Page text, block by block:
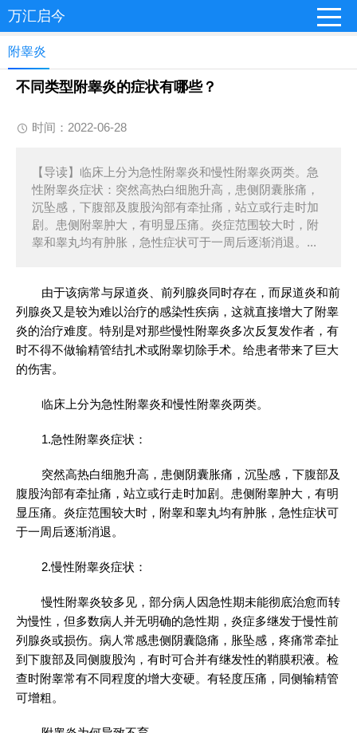
万汇启今
附睾炎
不同类型附睾炎的症状有哪些？
时间：2022-06-28
【导读】临床上分为急性附睾炎和慢性附睾炎两类。急
性附睾炎症状：突然高热白细胞升高，患侧阴囊胀痛，
沉坠感，下腹部及腹股沟部有牵扯痛，站立或行走时加
剧。患侧附睾肿大，有明显压痛。炎症范围较大时，附
睾和睾丸均有肿胀，急性症状可于一周后逐渐消退。...
由于该病常与尿道炎、前列腺炎同时存在，而尿道炎和前
列腺炎又是较为难以治疗的感染性疾病，这就直接增大了附睾
炎的治疗难度。特别是对那些慢性附睾炎多次反复发作者，有
时不得不做输精管结扎术或附睾切除手术。给患者带来了巨大
的伤害。
临床上分为急性附睾炎和慢性附睾炎两类。
1.急性附睾炎症状：
突然高热白细胞升高，患侧阴囊胀痛，沉坠感，下腹部及
腹股沟部有牵扯痛，站立或行走时加剧。患侧附睾肿大，有明
显压痛。炎症范围较大时，附睾和睾丸均有肿胀，急性症状可
于一周后逐渐消退。
2.慢性附睾炎症状：
慢性附睾炎较多见，部分病人因急性期未能彻底治愈而转
为慢性，但多数病人并无明确的急性期，炎症多继发于慢性前
列腺炎或损伤。病人常感患侧阴囊隐痛，胀坠感，疼痛常牵扯
到下腹部及同侧腹股沟，有时可合并有继发性的鞘膜积液。检
查时附睾常有不同程度的增大变硬。有轻度压痛，同侧输精管
可增粗。